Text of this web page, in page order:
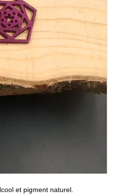
et pigment naturel.